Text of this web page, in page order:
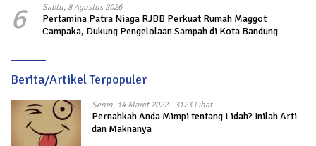
6 Sabtu, 8 Agustus 2026
Pertamina Patra Niaga RJBB Perkuat Rumah Maggot
Campaka, Dukung Pengelolaan Sampah di Kota Bandung
Berita/Artikel Terpopuler
Senin, 14 Maret 2022 3123 Lihat
Pernahkah Anda Mimpi tentang Lidah? Inilah Arti
dan Maknanya